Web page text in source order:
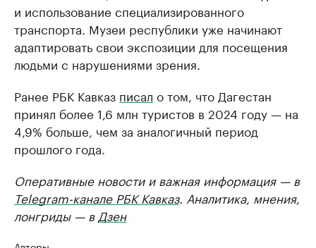
и использование специализированного
транспорта. Музеи республики уже начинают
адаптировать свои экспозиции для посещения
людьми с нарушениями зрения.
Ранее РБК Кавказ писал о том, что Дагестан
принял более 1,6 млн туристов в 2024 году — на
4,9% больше, чем за аналогичный период
прошлого года.
Оперативные новости и важная информация — в
Telegram-канале РБК Кавказ. Аналитика, мнения,
лонгриды — в Дзен